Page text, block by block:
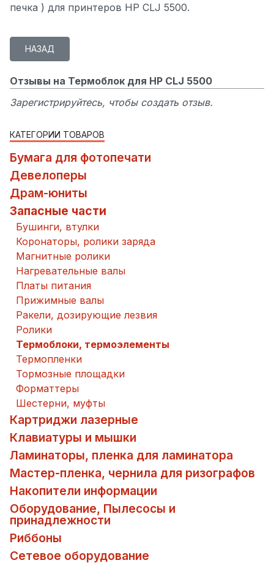
печка ) для принтеров HP CLJ 5500.
Отзывы на Термоблок для HP CLJ 5500
Зарегистрируйтесь, чтобы создать отзыв.
КАТЕГОРИИ ТОВАРОВ
Бумага для фотопечати
Девелоперы
Драм-юниты
Запасные части
Бушинги, втулки
Коронаторы, ролики заряда
Магнитные ролики
Нагревательные валы
Платы питания
Прижимные валы
Ракели, дозирующие лезвия
Ролики
Термоблоки, термоэлементы
Термопленки
Тормозные площадки
Форматтеры
Шестерни, муфты
Картриджи лазерные
Клавиатуры и мышки
Ламинаторы, пленка для ламинатора
Мастер-пленка, чернила для ризографов
Накопители информации
Оборудование, Пылесосы и
принадлежности
Риббоны
Сетевое оборудование